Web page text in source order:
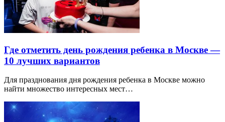
Где отметить день рождения ребенка в Москве —
10 лучших вариантов
Для празднования дня рождения ребенка в Москве можно
найти множество интересных мест…